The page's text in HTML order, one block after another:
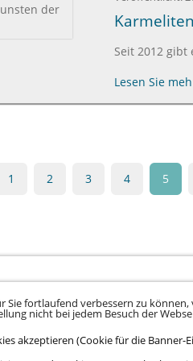
Seit 2012 gibt
Lesen Sie
1 2 3 4 5
Sie fortlaufend verbessern zu
nicht bei jedem Besuch der
akzeptieren (Cookie für die Banner-